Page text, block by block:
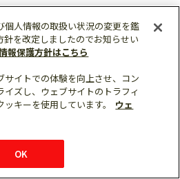
式アカウント一覧
個人情報の取扱い状況の変更を鑑
針を改定しましたのでお知らせい
報保護方針はこちら
サイトでの体験を向上させ、コン
ズし、ウェブサイトのトラフィ
キーを使用しています。
ウェ
OK